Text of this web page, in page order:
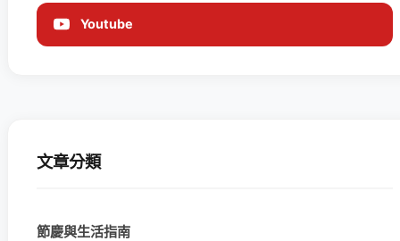
Youtube
文章分類
節慶與生活指南